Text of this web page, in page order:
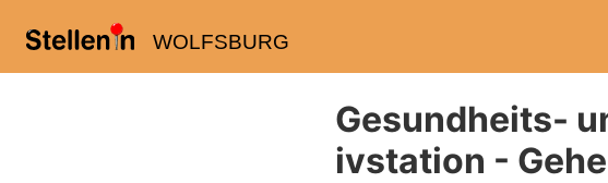
WOLFSBURG
Gesundheits-
ivstation -